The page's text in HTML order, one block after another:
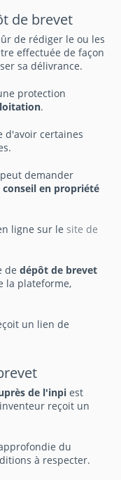
de brevet
de rédiger le ou les
effectuée de façon
sa délivrance.
protection
.
d'avoir certaines
peut demander
conseil en propriété
ligne sur le site de
de dépôt de brevet
la plateforme,
un lien de
de l'inpi est
reçoit un
du
à respecter.